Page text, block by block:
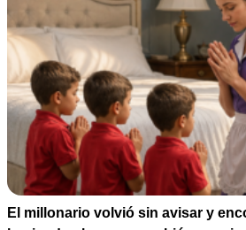
El millonario volvió sin avisar y